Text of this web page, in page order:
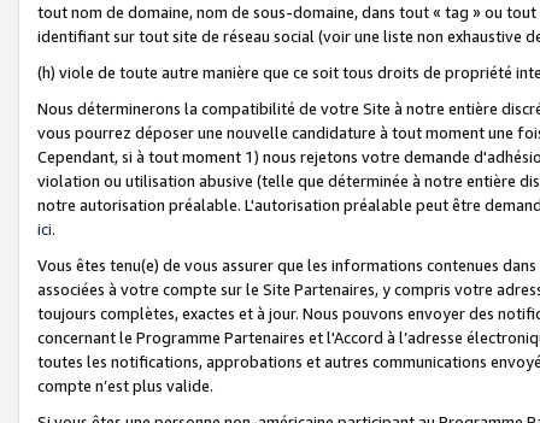
tout nom de domaine, nom de sous-domaine, dans tout « tag » ou
identifiant sur tout site de réseau social (voir une liste non exhaustive
(h) viole de toute autre manière que ce soit tous droits de propriété
Nous déterminerons la compatibilité de votre Site à notre entière
vous pourrez déposer une nouvelle candidature à tout moment une
Cependant, si à tout moment 1) nous rejetons votre demande
violation ou utilisation abusive (telle que déterminée à notre entière
notre autorisation préalable. L'autorisation préalable peut être
ici.
Vous êtes tenu(e) de vous assurer que les informations contenues
associées à votre compte sur le Site Partenaires, y compris votre
toujours complètes, exactes et à jour. Nous pouvons envoyer des
concernant le Programme Partenaires et l'Accord à l’adresse
toutes les notifications, approbations et autres communications
compte n’est plus valide.